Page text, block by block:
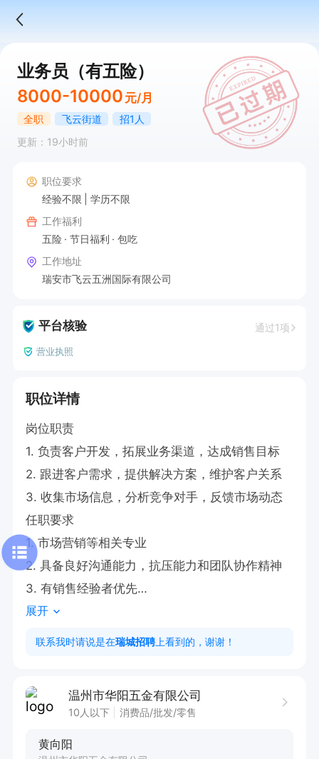
业务员（有五险）
8000-10000 元/月
全职 飞云街道
招1人
更新：19小时前
职位要求
经验不限
学历不限
工作福利
五险
节日福利
包吃
工作地址
瑞安市飞云五洲国际有限公司
平台核验 通过1项
营业执照
职位详情
岗位职责
1. 负责客户开发，拓展业务渠道，达成销售目标
2. 跟进客户需求，提供解决方案，维护客户关系
3. 收集市场信息，分析竞争对手，反馈市场动态
任职要求
1. 市场营销等相关专业
2. 具备良好沟通能力，抗压能力和团队协作精神
3. 有销售经验者优先
有意向者可直接投递简历获取电话，电话联系时请
展开
联系我时请说是在瑞城招聘 上看到的，谢谢！
温州市华阳五金有限公司
10人以下 消费品/批发/零售
黄向阳